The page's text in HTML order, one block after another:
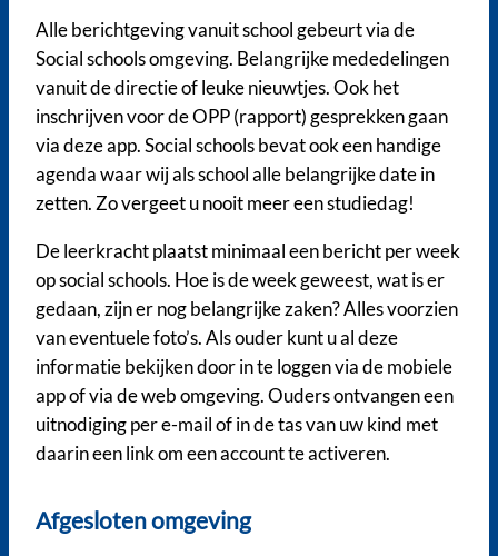
Alle berichtgeving vanuit school gebeurt via de
Social schools omgeving. Belangrijke mededelingen
vanuit de directie of leuke nieuwtjes. Ook het
inschrijven voor de OPP (rapport) gesprekken gaan
via deze app. Social schools bevat ook een handige
agenda waar wij als school alle belangrijke date in
zetten. Zo vergeet u nooit meer een studiedag!
De leerkracht plaatst minimaal een bericht per week
op social schools. Hoe is de week geweest, wat is er
gedaan, zijn er nog belangrijke zaken? Alles voorzien
van eventuele foto’s. Als ouder kunt u al deze
informatie bekijken door in te loggen via de mobiele
app of via de web omgeving. Ouders ontvangen een
uitnodiging per e-mail of in de tas van uw kind met
daarin een link om een account te activeren.
Afgesloten omgeving